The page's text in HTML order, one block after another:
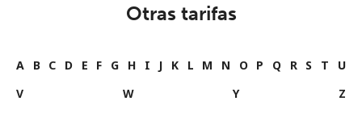
Otras tarifas
A B C D E F G H I J K L M N O P Q R S T
U
V
W Y Z